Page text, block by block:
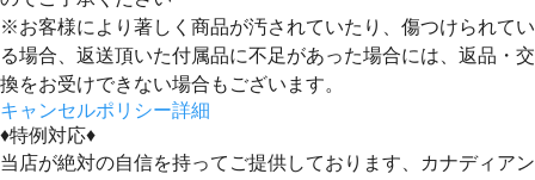
※お客様により著しく商品が汚されていたり、傷つけられてい
る場合、返送頂いた付属品に不足があった場合には、返品・交
換をお受けできない場合もございます。
キャンセルポリシー詳細
♦特例対応♦
当店が絶対の自信を持ってご提供しております、カナディアン